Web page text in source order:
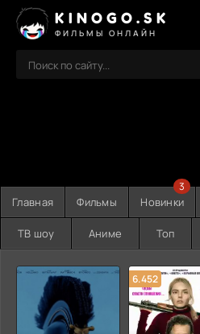
KINOGO.SK
ФИЛЬМЫ ОНЛАЙН
Главная Фильмы Новинки
3
ТВ шоу Аниме Топ
6.452